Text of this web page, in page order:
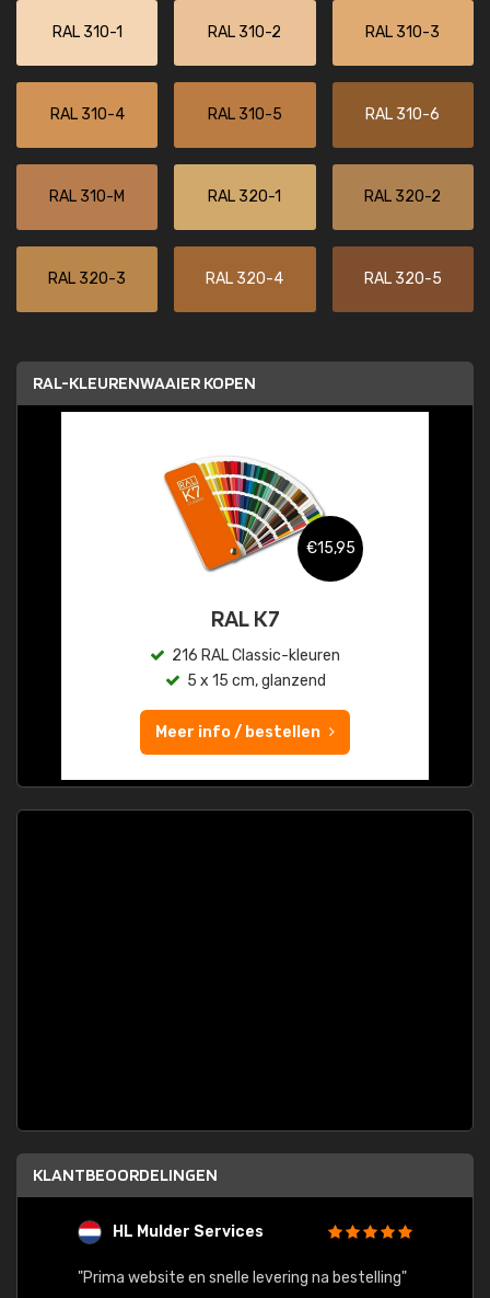
RAL 310-1 RAL 310-2 RAL 310-3
RAL 310-4 RAL 310-5 RAL 310-6
RAL 310-M RAL 320-1 RAL 320-2
RAL 320-3 RAL 320-4 RAL 320-5
RAL-KLEURENWAAIER KOPEN
€15,95
RAL K7
216 RAL Classic-kleuren
5 x 15 cm, glanzend
Meer info / bestellen
KLANTBEOORDELINGEN
HL Mulder Services
"Prima website en snelle levering na bestelling"